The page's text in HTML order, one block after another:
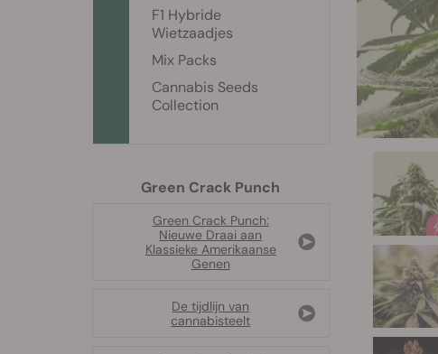
F1 Hybride
Wietzaadjes
Mix Packs
Cannabis Seeds
Collection
Green Crack Punch
Green Crack Punch:
Nieuwe Draai aan
Klassieke Amerikaanse
Genen
De tijdlijn van
cannabisteelt